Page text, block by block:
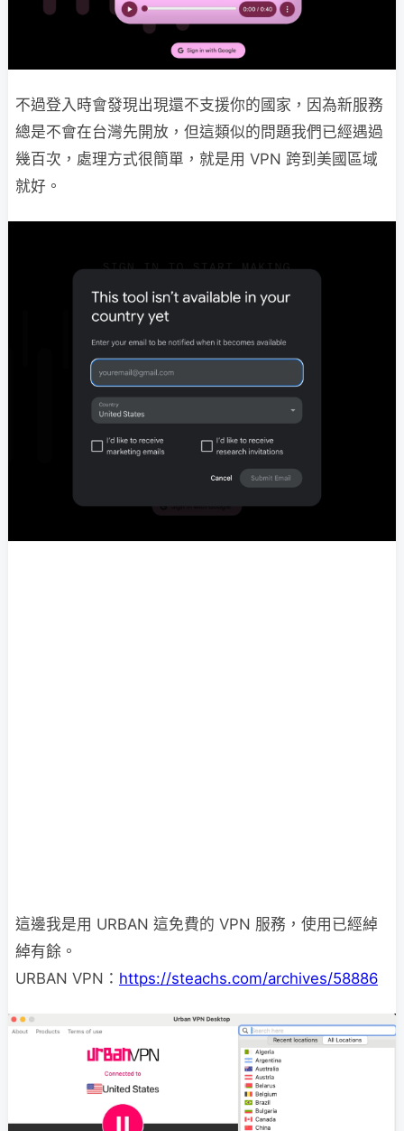
不過登入時會發現出現還不支援你的國家，因為新服務
總是不會在台灣先開放，但這類似的問題我們已經遇過
幾百次，處理方式很簡單，就是用 VPN 跨到美國區域
就好。
這邊我是用 URBAN 這免費的 VPN 服務，使用已經綽
綽有餘。
URBAN VPN： https://steachs.com/archives/58886